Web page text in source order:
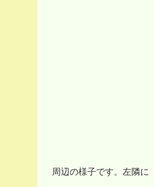
周辺の様子です。左隣に